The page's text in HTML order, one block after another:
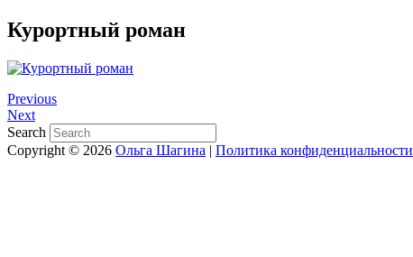
Курортный роман
Previous
Next
Search
Copyright © 2026 Ольга Шагина | Политика конфиденциальности